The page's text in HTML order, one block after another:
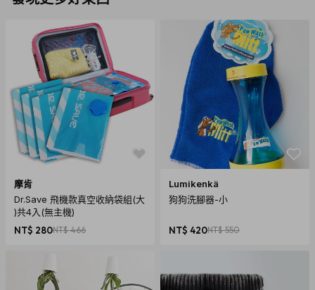
摩肯
Dr.Save 飛機款真空收納袋組(大
)共4入(無主機)
NT$ 280NT$ 466
Lumikenkä
狗狗洗腳器-小
NT$ 420NT$ 550